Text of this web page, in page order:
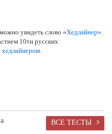
увидеть слово «Хедлайнер».
10ти русских
хедлайнером.
ВСЕ ТЕСТЫ